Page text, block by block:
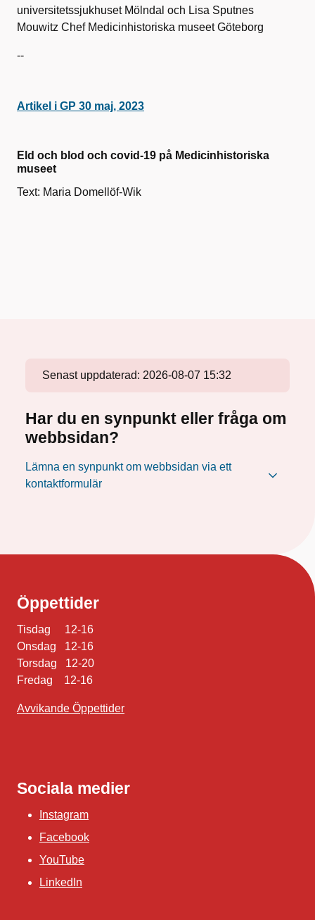
universitetssjukhuset Mölndal och Lisa Sputnes
Mouwitz Chef Medicinhistoriska museet Göteborg
--
Artikel i GP 30 maj, 2023
Eld och blod och covid-19 på Medicinhistoriska
museet
Text: Maria Domellöf-Wik
Senast uppdaterad: 2026-08-07 15:32
Har du en synpunkt eller fråga om
webbsidan?
Lämna en synpunkt om webbsidan via ett
kontaktformulär
Öppettider
Tisdag 12-16
Onsdag 12-16
Torsdag 12-20
Fredag 12-16
Avvikande Öppettider
Sociala medier
Instagram
Facebook
YouTube
LinkedIn